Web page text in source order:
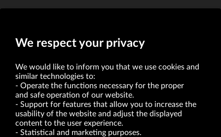
VRG S.A. | 10 Pilotów Street | 31-462 Kraków
Tax Identification Number: 675-000-03-61
District Court for Kraków-Śródmieście in Kraków
XI Economic Department of the National Court Register number 0000047082
We respect your privacy
We would like to inform you that we use cookies and
similar technologies to:
Operate the functions necessary for the proper
and safe operation of our website.
Support for features that allow you to increase the
usability of the website and adjust the displayed
content to the user experience.
Statistical and marketing purposes.